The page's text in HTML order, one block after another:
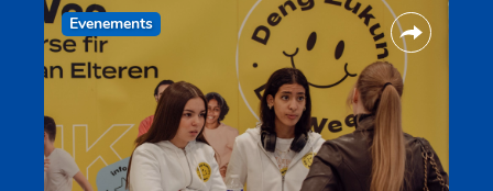
Evenements